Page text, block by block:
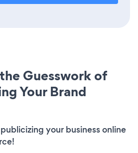
Guesswork of
Your Brand
your business online